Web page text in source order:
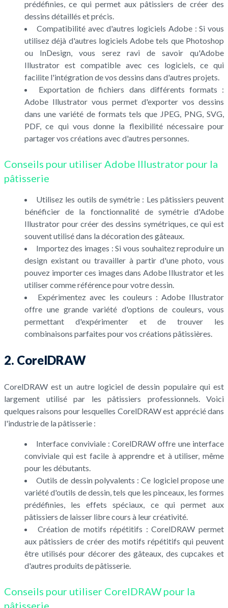
prédéfinies, ce qui permet aux pâtissiers de créer des
dessins détaillés et précis.
Compatibilité avec d'autres logiciels Adobe : Si vous
utilisez déjà d'autres logiciels Adobe tels que Photoshop
ou InDesign, vous serez ravi de savoir qu'Adobe
Illustrator est compatible avec ces logiciels, ce qui
facilite l'intégration de vos dessins dans d'autres projets.
Exportation de fichiers dans différents formats :
Adobe Illustrator vous permet d'exporter vos dessins
dans une variété de formats tels que JPEG, PNG, SVG,
PDF, ce qui vous donne la flexibilité nécessaire pour
partager vos créations avec d'autres personnes.
Conseils pour utiliser Adobe Illustrator pour la
pâtisserie
Utilisez les outils de symétrie : Les pâtissiers peuvent
bénéficier de la fonctionnalité de symétrie d'Adobe
Illustrator pour créer des dessins symétriques, ce qui est
souvent utilisé dans la décoration des gâteaux.
Importez des images : Si vous souhaitez reproduire un
design existant ou travailler à partir d'une photo, vous
pouvez importer ces images dans Adobe Illustrator et les
utiliser comme référence pour votre dessin.
Expérimentez avec les couleurs : Adobe Illustrator
offre une grande variété d'options de couleurs, vous
permettant d'expérimenter et de trouver les
combinaisons parfaites pour vos créations pâtissières.
2. CorelDRAW
CorelDRAW est un autre logiciel de dessin populaire qui est
largement utilisé par les pâtissiers professionnels. Voici
quelques raisons pour lesquelles CorelDRAW est apprécié dans
l'industrie de la pâtisserie :
Interface conviviale : CorelDRAW offre une interface
conviviale qui est facile à apprendre et à utiliser, même
pour les débutants.
Outils de dessin polyvalents : Ce logiciel propose une
variété d'outils de dessin, tels que les pinceaux, les formes
prédéfinies, les effets spéciaux, ce qui permet aux
pâtissiers de laisser libre cours à leur créativité.
Création de motifs répétitifs : CorelDRAW permet
aux pâtissiers de créer des motifs répétitifs qui peuvent
être utilisés pour décorer des gâteaux, des cupcakes et
d'autres produits de pâtisserie.
Conseils pour utiliser CorelDRAW pour la
pâtisserie